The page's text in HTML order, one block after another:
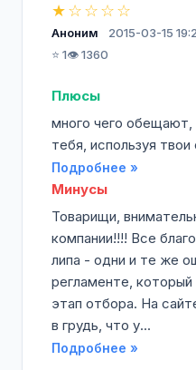
★☆☆☆☆
Аноним
2015-03-15
⭐ 1👁️ 1360
Плюсы
много чего
тебя, используя
Подробнее »
Минусы
Товарищи,
компании!!!! Все
липа - одни и те же
регламенте,
этап отбора. На
в грудь, что у...
Подробнее »